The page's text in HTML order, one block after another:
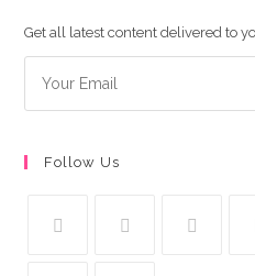
Get all latest content delivered to
Follow Us